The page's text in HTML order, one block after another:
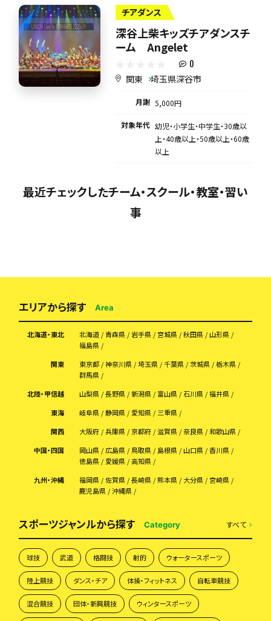
チアダンス
深谷上柴キッズチアダンスチ
ーム Angelet
0
関東 埼玉県深谷市
月謝 5,000円
対象年代 幼児・小学生・中学生・30歳以
上・40歳以上・50歳以上・60歳
以上
最近チェックしたチーム・スクール・教室・習い
事
エリアから探す Area
北海道・東北 北海道 青森県 岩手県 宮城県 秋田県
山形県
福島県
関東
東京都 神奈川県 埼玉県 千葉県 茨城県
栃木県
群馬県
北陸・甲信越
山梨県 長野県 新潟県 富山県 石川県
福井県
東海
岐阜県 静岡県 愛知県
三重県
関西
大阪府 兵庫県 京都府 滋賀県 奈良県
和歌山県
中国・四国
岡山県 広島県 鳥取県 島根県 山口県
香川県
徳島県
愛媛県
高知県
九州・沖縄
福岡県 佐賀県 長崎県 熊本県 大分県
宮崎県
鹿児島県
沖縄県
スポーツジャンルから探す Category すべて
球技 武道 格闘技 射的 ウォータースポーツ
陸上競技 ダンス・チア 体操・フィットネス 自転車競技
混合競技 団体・新興競技 ウィンタースポーツ